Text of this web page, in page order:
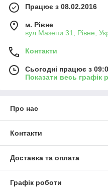
Працює з 08.02.2016
м. Рівне
вул.Мазепи 31, Рівне,
Контакти
Сьогодні працює з
Показати весь графік
Про нас
Контакти
Доставка та оплата
Графік роботи